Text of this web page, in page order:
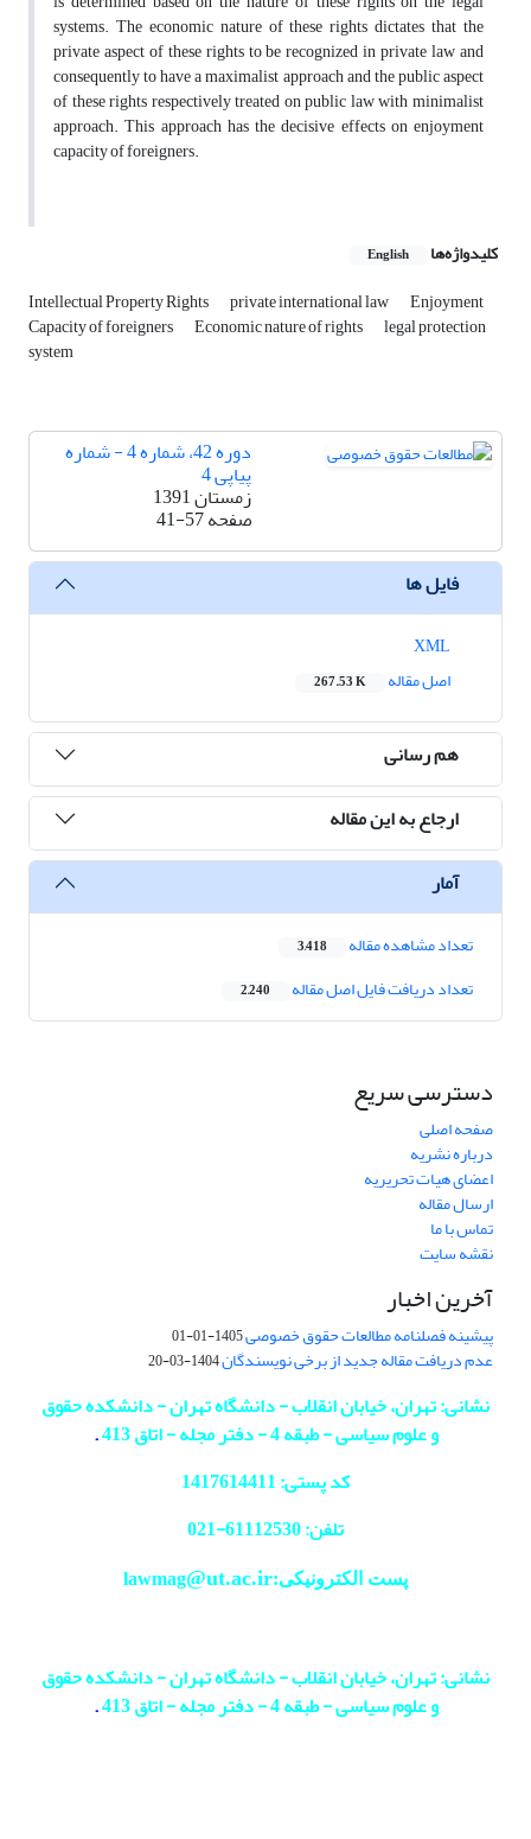
systems. The economic nature of these rights dictates that the
private aspect of these rights to be recognized in private law and
consequently to have a maximalist approach and the public aspect
of these rights respectively treated on public law with minimalist
approach. This approach has the decisive effects on enjoyment
capacity of foreigners.
کلیدواژه‌ها English
Intellectual Property Rights private international law Enjoyment
Capacity of foreigners Economic nature of rights legal protection
system
دوره 42، شماره 4 - شماره
پیاپی 4
زمستان 1391
صفحه41-57
فایل ها
اصل مقاله
267.53 K
هم رسانی
ارجاع به این مقاله
آمار
تعداد مشاهده مقاله 3,418
تعداد دریافت فایل اصل مقاله 2,240
دسترسی سریع
صفحه اصلی
درباره نشریه
اعضای هیات تحریریه
ارسال مقاله
تماس با ما
نقشه سایت
آخرین اخبار
پیشینه فصلنامه مطالعات حقوق خصوصی1405-01-01
عدم دریافت مقاله جدید از برخی نویسندگان1404-03-20
نشانی: تهران، خیابان انقلاب - دانشگاه تهران - دانشکده حقوق
و علوم سیاسی - طبقه 4 - دفتر مجله - اتاق 413
.
کد پستی: 1417614411
تلفن: 61112530-
021
پست الکترونیکی:lawmag@ut.ac.ir
نشانی: تهران، خیابان انقلاب - دانشگاه تهران - دانشکده حقوق
و علوم سیاسی - طبقه 4 - دفتر مجله - اتاق 413
.